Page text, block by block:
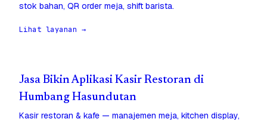
stok bahan, QR order meja, shift barista.
Lihat layanan →
Jasa Bikin Aplikasi Kasir Restoran di
Humbang Hasundutan
Kasir restoran & kafe — manajemen meja, kitchen display,